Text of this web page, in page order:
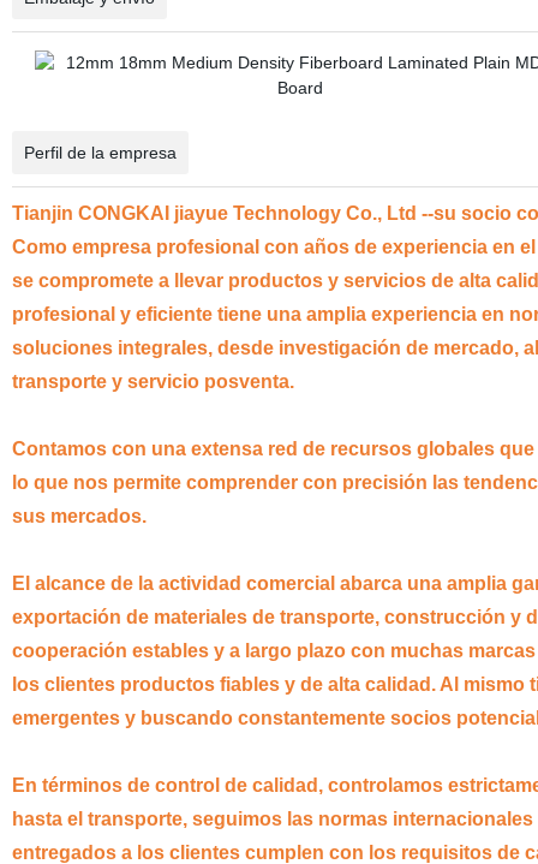
Perfil de la empresa
Tianjin CONGKAI jiayue Technology Co., Ltd --su socio
Como empresa profesional con años de experiencia en
se compromete a llevar productos y servicios de alta
profesional y eficiente tiene una amplia experiencia en
soluciones integrales, desde investigación de mercado,
transporte y servicio posventa.
Contamos con una extensa red de recursos globales
lo que nos permite comprender con precisión las
sus mercados.
El alcance de la actividad comercial abarca una amplia
exportación de materiales de transporte, construcción y
cooperación estables y a largo plazo con muchas
los clientes productos fiables y de alta calidad. Al
emergentes y buscando constantemente socios
En términos de control de calidad, controlamos
hasta el transporte, seguimos las normas
entregados a los clientes cumplen con los requisitos de